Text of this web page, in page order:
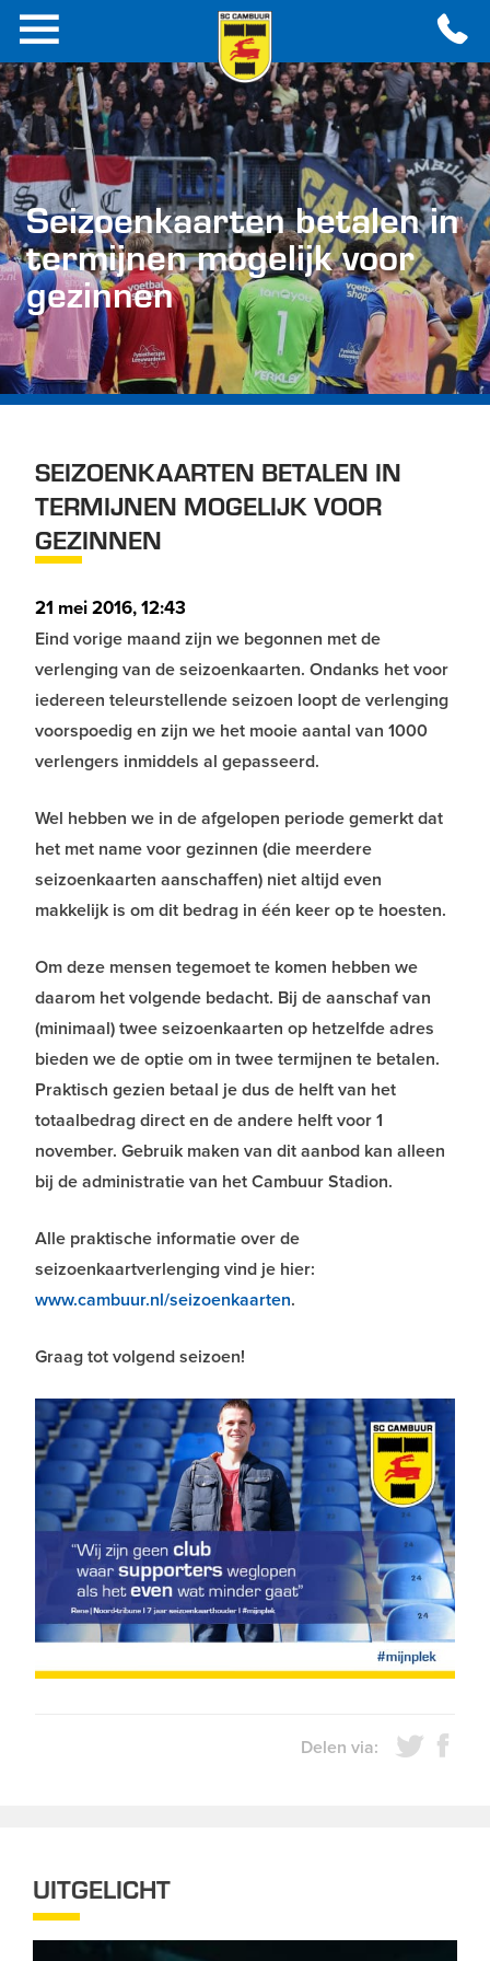
Seizoenkaarten betalen in
termijnen mogelijk voor
gezinnen
SEIZOENKAARTEN BETALEN IN
TERMIJNEN MOGELIJK VOOR
GEZINNEN
21 mei 2016, 12:43
Eind vorige maand zijn we begonnen met de
verlenging van de seizoenkaarten. Ondanks het voor
iedereen teleurstellende seizoen loopt de verlenging
voorspoedig en zijn we het mooie aantal van 1000
verlengers inmiddels al gepasseerd.
Wel hebben we in de afgelopen periode gemerkt dat
het met name voor gezinnen (die meerdere
seizoenkaarten aanschaffen) niet altijd even
makkelijk is om dit bedrag in één keer op te hoesten.
Om deze mensen tegemoet te komen hebben we
daarom het volgende bedacht. Bij de aanschaf van
(minimaal) twee seizoenkaarten op hetzelfde adres
bieden we de optie om in twee termijnen te betalen.
Praktisch gezien betaal je dus de helft van het
totaalbedrag direct en de andere helft voor 1
november. Gebruik maken van dit aanbod kan alleen
bij de administratie van het Cambuur Stadion.
Alle praktische informatie over de
seizoenkaartverlenging vind je hier:
www.cambuur.nl/seizoenkaarten.
Graag tot volgend seizoen!
Delen via:
UITGELICHT